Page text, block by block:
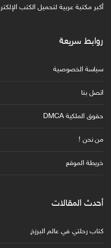
أكبر مكتبة عربية لتحميل الكتب
روابط سريعة
سياسة الخصوصية
اتصل بنا
حقوق الملكية DMCA
من نحن !
خريطة الموقع
أحدث المقالات
كتاب رحلتي في عالم البرزخ